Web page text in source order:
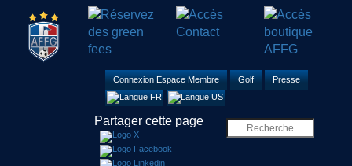
Connexion Espace Membre Golf Presse
Partager cette page